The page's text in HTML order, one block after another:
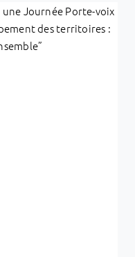
une Journée Porte-voix
des territoires :